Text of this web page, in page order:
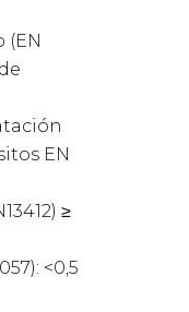
(EN
EN
≥
<0,5